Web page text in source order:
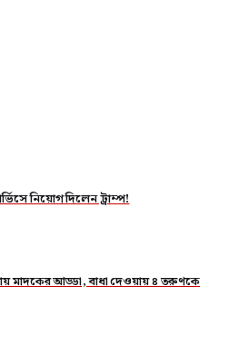
নিয়োগ দিলেন ট্রাম্প!
মাদকের আড্ডা, বাধা দেওয়ায় ৪ তরুণকে